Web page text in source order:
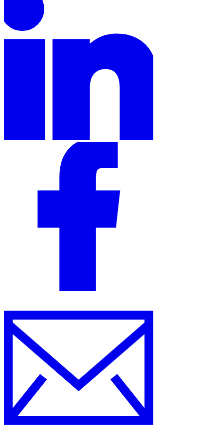
Calculadora de VAT
Verificador de número de VAT
mandatos de facturación electrónica
Expertos
Nuestros autores
Conviértase en colaboradorElija un experto